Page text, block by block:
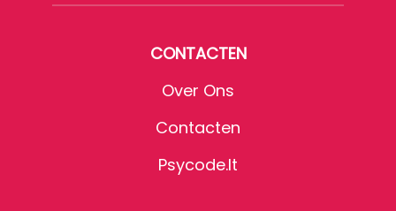
CONTACTEN
Over Ons
Contacten
Psycode.it